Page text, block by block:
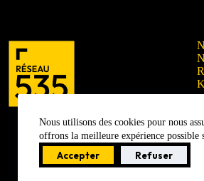
Nous utilisons des cookies pour nous
offrons la meilleure expérience possible
Accepter Refuser